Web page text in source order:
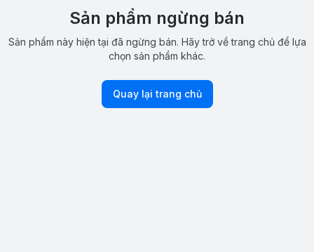
Sản phẩm ngừng bán
Sản phẩm này hiện tại đã ngừng bán. Hãy trở về trang chủ để lựa
chọn sản phẩm khác.
Quay lại trang chủ